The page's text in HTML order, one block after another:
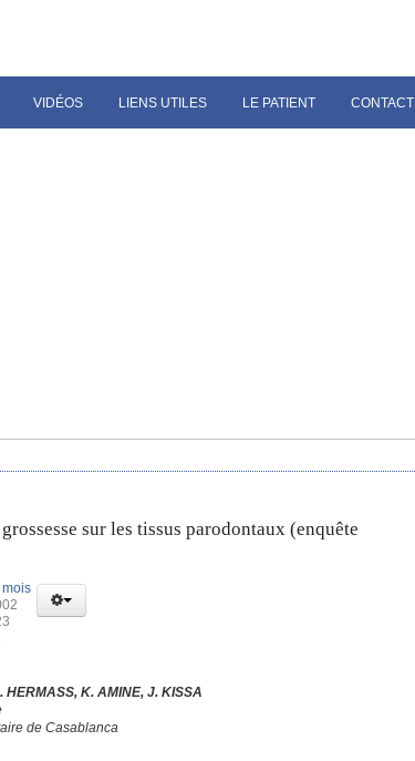
VIDÉOS LIENS UTILES LE PATIENT CONTACT
sur les tissus parodontaux (enquête
HERMASS, K. AMINE, J. KISSA
de Casablanca